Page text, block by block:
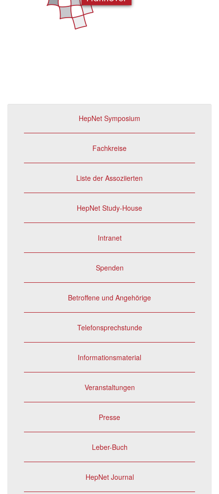
HepNet Symposium
Fachkreise
Liste der Assoziierten
HepNet Study-House
Intranet
Spenden
Betroffene und Angehörige
Telefonsprechstunde
Informationsmaterial
Veranstaltungen
Presse
Leber-Buch
HepNet Journal